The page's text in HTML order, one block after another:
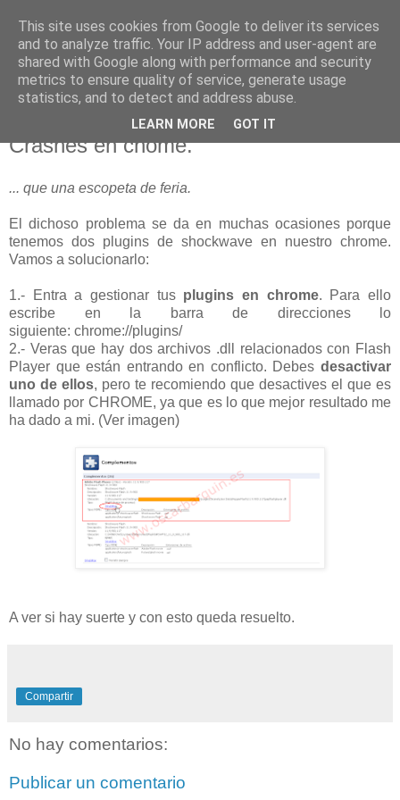
blogOBR
20 octubre 2013
Solucionar problema Shockwave Flash
Crashes en chome.
... que una escopeta de feria.
El dichoso problema se da en muchas ocasiones porque
tenemos dos plugins de shockwave en nuestro chrome.
Vamos a solucionarlo:
1.- Entra a gestionar tus plugins en chrome. Para ello
escribe en la barra de direcciones lo
siguiente: chrome://plugins/
2.- Veras que hay dos archivos .dll relacionados con Flash
Player que están entrando en conflicto. Debes desactivar
uno de ellos, pero te recomiendo que desactives el que es
llamado por CHROME, ya que es lo que mejor resultado me
ha dado a mi. (Ver imagen)
A ver si hay suerte y con esto queda resuelto.
Compartir
No hay comentarios:
Publicar un comentario
This site uses cookies from Google to deliver its services
and to analyze traffic. Your IP address and user-agent are
shared with Google along with performance and security
metrics to ensure quality of service, generate usage
statistics, and to detect and address abuse.
LEARN MORE GOT IT